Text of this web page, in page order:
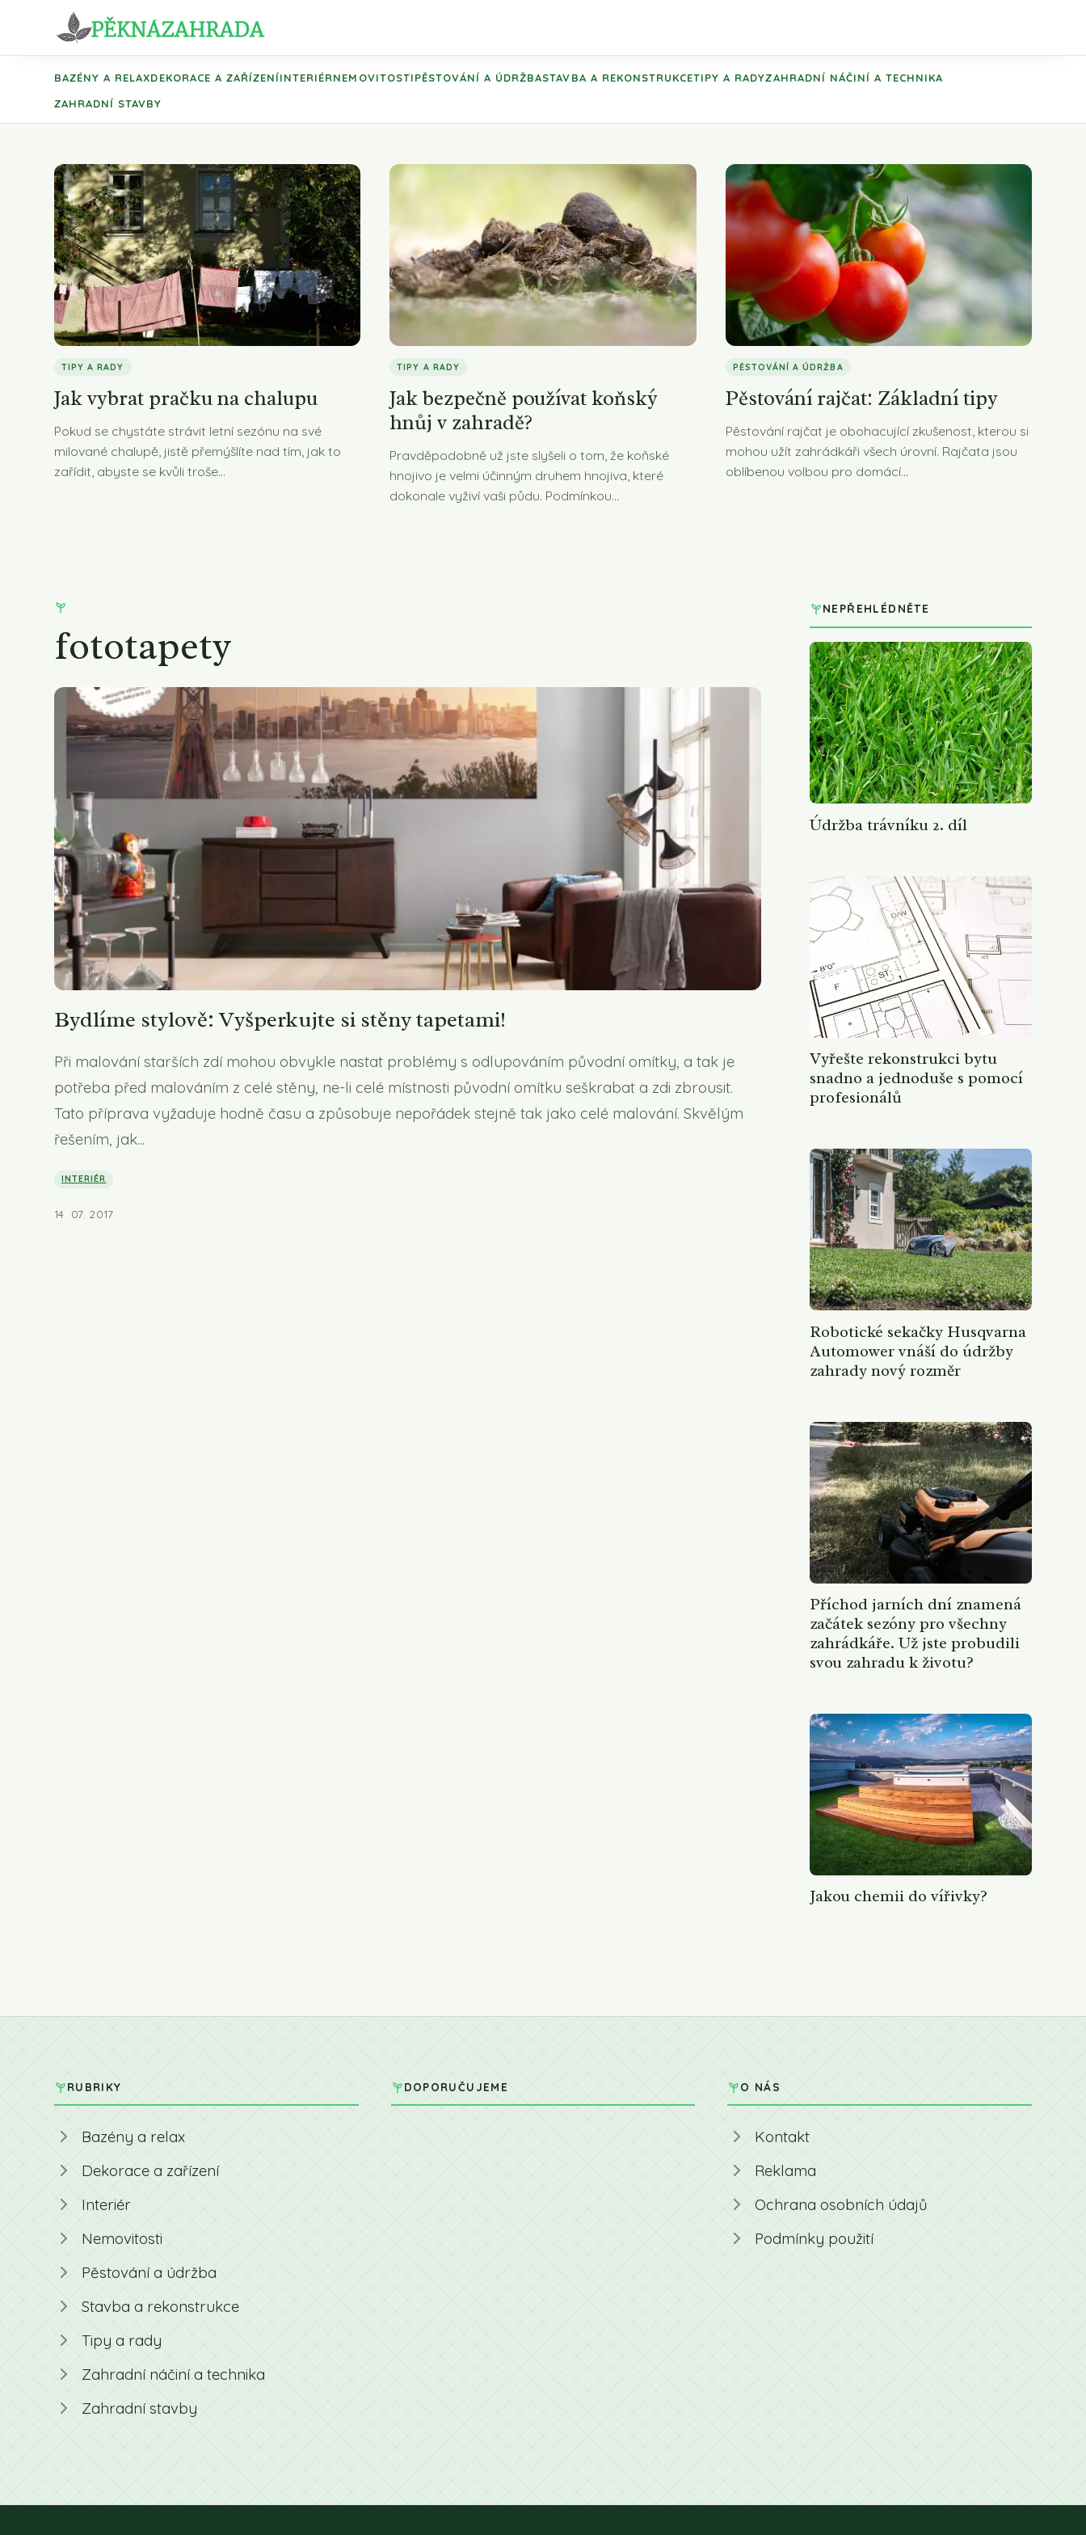
BAZÉNY A RELAXDEKORACE A ZAŘÍZENÍINTERIÉRNEMOVITOSTIPĚSTOVÁNÍ A ÚDRŽBASTAVBA A REKONSTRUKCETIPY A RADYZAHRADNÍ NÁČINÍ A TECHNIKA
ZAHRADNÍ STAVBY
Jak vybrat pračku na chalupu
Pokud se chystáte strávit letní sezónu na své
milované chalupě, jistě přemýšlíte nad tím, jak to
zařídit, abyste se kvůli troše...
TIPY A RADY
Jak bezpečně používat koňský
hnůj v zahradě?
Pravděpodobně už jste slyšeli o tom, že koňské
hnojivo je velmi účinným druhem hnojiva, které
dokonale vyživí vaši půdu. Podmínkou...
TIPY A RADY
Pěstování rajčat: Základní tipy
Pěstování rajčat je obohacující zkušenost, kterou si
mohou užít zahrádkáři všech úrovní. Rajčata jsou
oblíbenou volbou pro domácí...
PĚSTOVÁNÍ A ÚDRŽBA
fototapety
Bydlíme stylově: Vyšperkujte si stěny tapetami!
Při malování starších zdí mohou obvykle nastat problémy s odlupováním původní omítky, a tak je
potřeba před malováním z celé stěny, ne-li celé místnosti původní omítku seškrabat a zdi zbrousit.
Tato příprava vyžaduje hodně času a způsobuje nepořádek stejně tak jako celé malování. Skvělým
řešením, jak...
INTERIÉR
14. 07. 2017
NEPŘEHLÉDNĚTE
Údržba trávníku 2. díl
Vyřešte rekonstrukci bytu
snadno a jednoduše s pomocí
profesionálů
Robotické sekačky Husqvarna
Automower vnáší do údržby
zahrady nový rozměr
Příchod jarních dní znamená
začátek sezóny pro všechny
zahrádkáře. Už jste probudili
svou zahradu k životu?
Jakou chemii do vířivky?
RUBRIKY
Bazény a relax
Dekorace a zařízení
Interiér
Nemovitosti
Pěstování a údržba
Stavba a rekonstrukce
Tipy a rady
Zahradní náčiní a technika
Zahradní stavby
DOPORUČUJEME O NÁS
Kontakt
Reklama
Ochrana osobních údajů
Podmínky použití